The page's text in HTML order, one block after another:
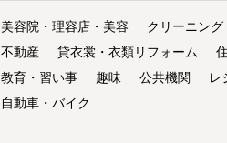
美容院・理容店・美容 クリーニン
不動産
貸衣裳・衣類リフォーム
教育・習い事
趣味 公共機関 レ
自動車・バイク